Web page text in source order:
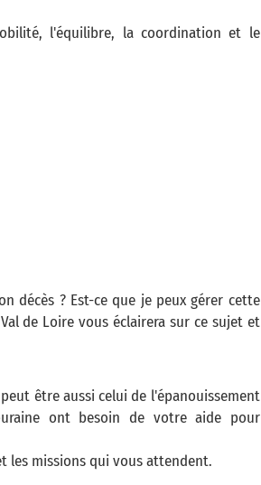
l'équilibre, la coordination et le
décès ? Est-ce que je peux gérer cette
de Loire vous éclairera sur ce sujet et
être aussi celui de l'épanouissement
ont besoin de votre aide pour
les missions qui vous attendent.